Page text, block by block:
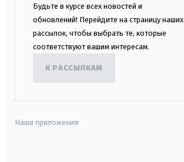
Будьте в курсе всех новостей и
обновлений! Перейдите на страницу наших
рассылок, чтобы выбрать те, которые
соответствуют вашим интересам.
К РАССЫЛКАМ
Наши приложения: